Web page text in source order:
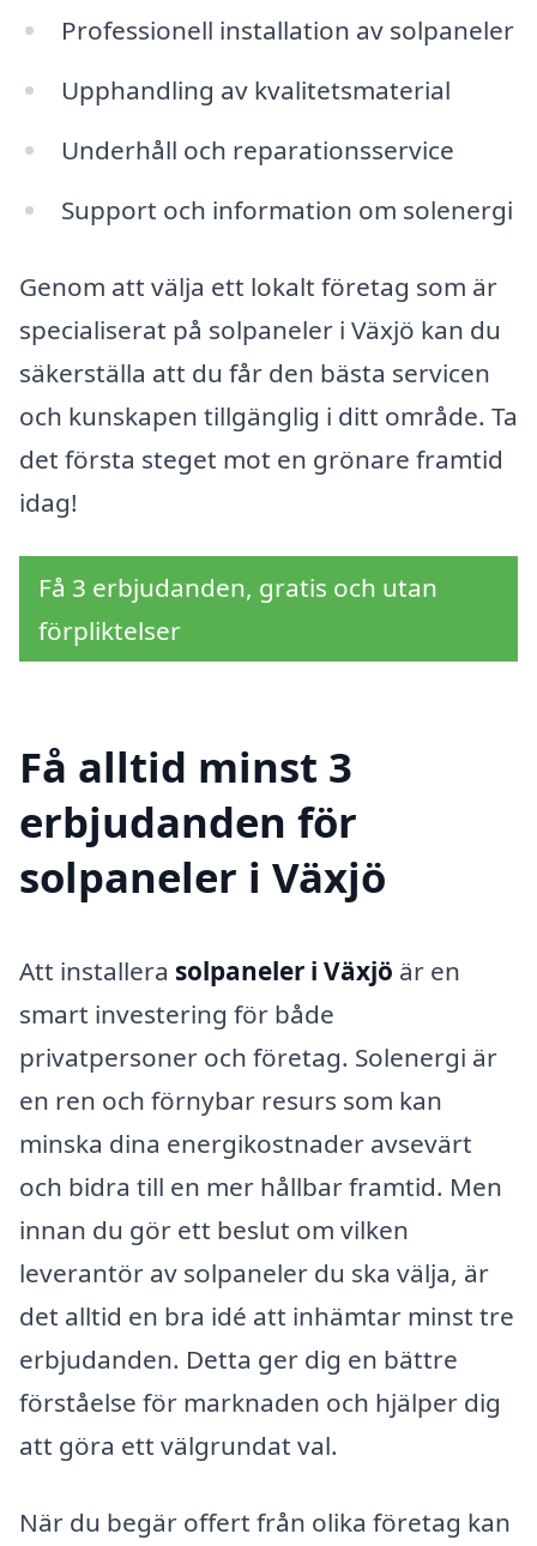
Professionell installation av solpaneler
Upphandling av kvalitetsmaterial
Underhåll och reparationsservice
Support och information om solenergi
Genom att välja ett lokalt företag som är
specialiserat på solpaneler i Växjö kan du
säkerställa att du får den bästa servicen
och kunskapen tillgänglig i ditt område. Ta
det första steget mot en grönare framtid
idag!
Få 3 erbjudanden, gratis och utan
förpliktelser
Få alltid minst 3
erbjudanden för
solpaneler i Växjö
Att installera solpaneler i Växjö är en
smart investering för både
privatpersoner och företag. Solenergi är
en ren och förnybar resurs som kan
minska dina energikostnader avsevärt
och bidra till en mer hållbar framtid. Men
innan du gör ett beslut om vilken
leverantör av solpaneler du ska välja, är
det alltid en bra idé att inhämtar minst tre
erbjudanden. Detta ger dig en bättre
förståelse för marknaden och hjälper dig
att göra ett välgrundat val.
När du begär offert från olika företag kan